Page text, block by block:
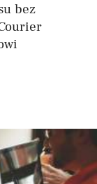
bez